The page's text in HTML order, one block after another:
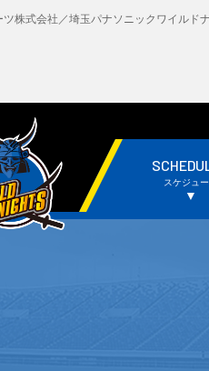
株式会社／埼玉パナソニックワイルド
スケジュ
▼
・試合日程・結果
・チームスケジュ